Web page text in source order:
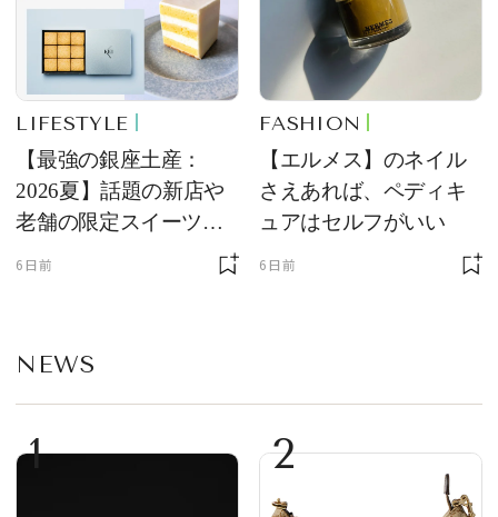
LIFESTYLE
【最強の銀座土産：
2026夏】話題の新店や
老舗の限定スイーツを
ゲット【＃SPURおやつ
6日前
FASHION
【エルメス】のネイル
さえあれば、ペディキ
ュアはセルフがいい
6日前
NEWS
1 2